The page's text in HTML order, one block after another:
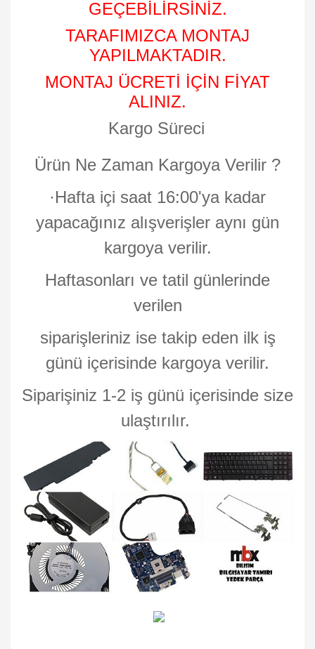
GEÇEBİLİRSİNİZ.
TARAFIMIZCA MONTAJ
YAPILMAKTADIR.
MONTAJ ÜCRETİ İÇİN FİYAT
ALINIZ.
Kargo Süreci
Ürün Ne Zaman Kargoya Verilir ?
·Hafta içi saat 16:00'ya kadar
yapacağınız alışverişler aynı gün
kargoya verilir.
Haftasonları ve tatil günlerinde
verilen
siparişleriniz ise takip eden ilk iş
günü içerisinde kargoya verilir.
Siparişiniz 1-2 iş günü içerisinde size
ulaştırılır.